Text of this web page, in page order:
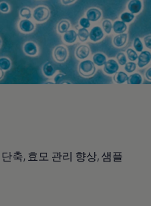
축, 효모 관리 향상, 샘플